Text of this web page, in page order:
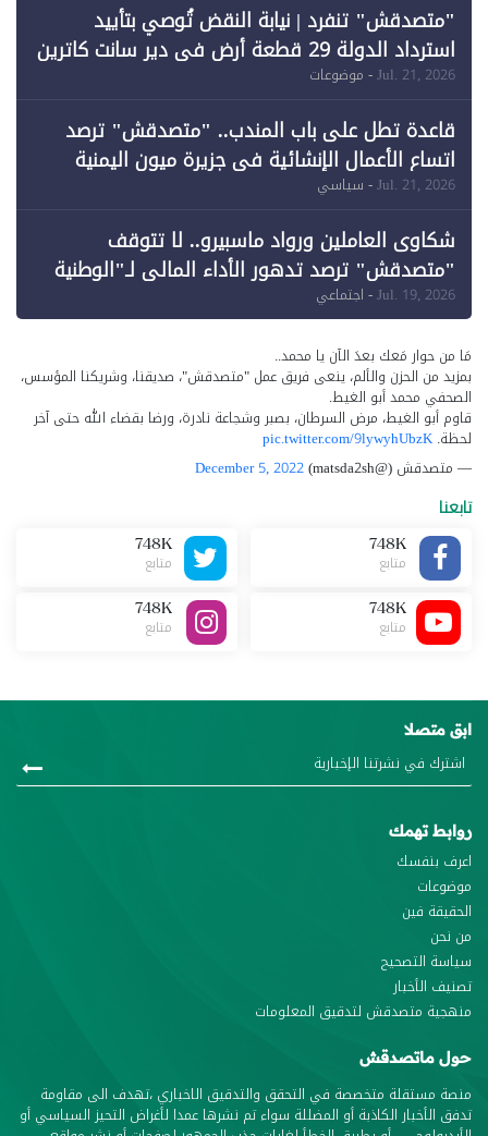
"متصدقش" تنفرد | نيابة النقض تُوصي بتأييد
استرداد الدولة 29 قطعة أرض في دير سانت كاترين
وقبول طعن الحكومة جزئيًا (1)
Jul. 21, 2026- موضوعات
قاعدة تطل على باب المندب.. "متصدقش" ترصد
اتساع الأعمال الإنشائية في جزيرة ميون اليمنية
Jul. 21, 2026- سياسي
شكاوى العاملين ورواد ماسبيرو.. لا تتوقف
"متصدقش" ترصد تدهور الأداء المالي لـ"الوطنية
للإعلام"
Jul. 19, 2026- اجتماعي
مَا من حوار مَعك بعدَ الآن يا محمد..
بمزيد من الحزن والألم، ينعى فريق عمل "متصدقش"، صديقنا، وشريكنا المؤسس،
الصحفي محمد أبو الغيط.
قاوم أبو الغيط، مرض السرطان، بصبر وشجاعة نادرة، ورضا بقضاء الله حتى آخر
لحظة. pic.twitter.com/9lywyhUbzK
— متصدقش (@matsda2sh)
December 5, 2022
تابعنا
748K
متابع
748K
متابع
748K
متابع
748K
متابع
ابق متصلا
روابط تهمك
اعرف بنفسك
موضوعات
الحقيقة فين
من نحن
سياسة التصحيح
تصنيف الأخبار
منهجية متصدقش لتدقيق المعلومات
حول ماتصدقش
منصة مستقلة متخصصة في التحقق والتدقيق الاخباري ،تهدف الى مقاومة
تدفق الأخبار الكاذبة أو المضللة سواء تم نشرها عمدا لأغراض التحيز السياسي أو